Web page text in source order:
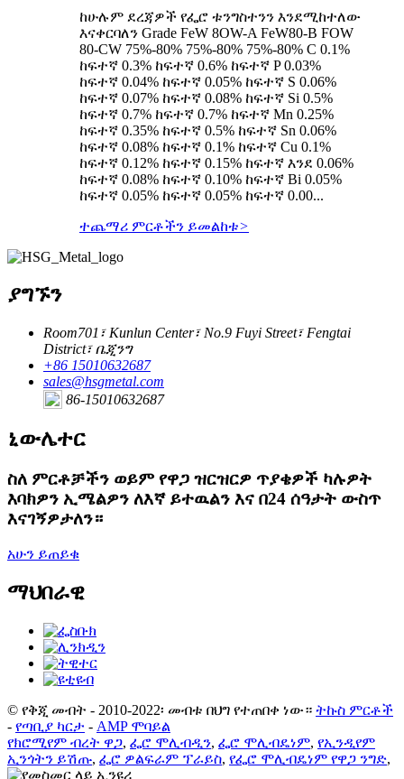
ከሁሉም ደረጃዎች የፌሮ ቱንግስተንን እንደሚከተለው
እናቀርባለን Grade FeW 8OW-A FeW80-B FOW
80-CW 75%-80% 75%-80% 75%-80% C 0.1%
ከፍተኛ 0.3% ከፍተኛ 0.6% ከፍተኛ P 0.03%
ከፍተኛ 0.04% ከፍተኛ 0.05% ከፍተኛ S 0.06%
ከፍተኛ 0.07% ከፍተኛ 0.08% ከፍተኛ Si 0.5%
ከፍተኛ 0.7% ከፍተኛ 0.7% ከፍተኛ Mn 0.25%
ከፍተኛ 0.35% ከፍተኛ 0.5% ከፍተኛ Sn 0.06%
ከፍተኛ 0.08% ከፍተኛ 0.1% ከፍተኛ Cu 0.1%
ከፍተኛ 0.12% ከፍተኛ 0.15% ከፍተኛ እንደ 0.06%
ከፍተኛ 0.08% ከፍተኛ 0.10% ከፍተኛ Bi 0.05%
ከፍተኛ 0.05% ከፍተኛ 0.05% ከፍተኛ 0.00...
ተጨማሪ ምርቶችን ይመልከቱ>
ያግኙን
Room701፣ Kunlun Center፣ No.9 Fuyi Street፣ Fengtai
District፣ ቤጂንግ
+86 15010632687
sales@hsgmetal.com
86-15010632687
ኒውሌተር
ስለ ምርቶቻችን ወይም የዋጋ ዝርዝርዎ ጥያቄዎች ካሉዎት
እባክዎን ኢሜልዎን ለእኛ ይተዉልን እና በ24 ሰዓታት ውስጥ
እናገኝዎታለን።
አሁን ይጠይቁ
ማህበራዊ
© የቅጂ መብት - 2010-2022፡ መብቱ በህግ የተጠበቀ ነው። ትኩስ ምርቶች
- የጣቢያ ካርታ - AMP ሞባይል
የክሮሚየም ብረት ዋጋ, ፌሮ ሞሊብዲን, ፌሮ ሞሊብዴነም, የኢንዲየም
ኢንጎትን ይሽጡ, ፌሮ ዎልፍራም ፕራይስ, የፌሮ ሞሊብዴነም የዋጋ ንግድ,